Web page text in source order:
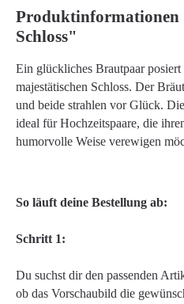
Produktinformationen
Schloss"
Ein glückliches Brautpaar
majestätischen Schloss. Der
und beide strahlen vor Glück.
ideal für Hochzeitspaare, die
humorvolle Weise verewigen
So läuft deine Bestellung ab:
Schritt 1:
Du suchst dir den passenden
ob das Vorschaubild die